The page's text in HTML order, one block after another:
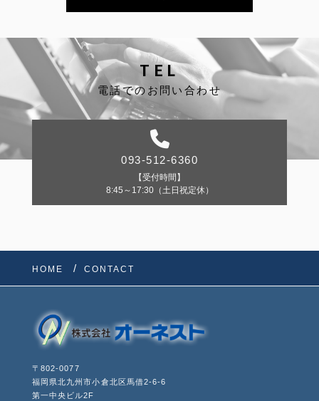
TEL
電話でのお問い合わせ
093-512-6360
【受付時間】
8:45～17:30（土日祝定休）
HOME CONTACT
〒802-0077
福岡県北九州市小倉北区馬借2-6-6
第一中央ビル2F